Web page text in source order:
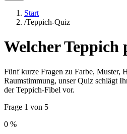
Start
/Teppich-Quiz
Welcher Teppich
Fünf kurze Fragen zu Farbe, Muster,
Raumstimmung, unser Quiz schlägt
der Teppich-Fibel vor.
Frage 1 von 5
0 %